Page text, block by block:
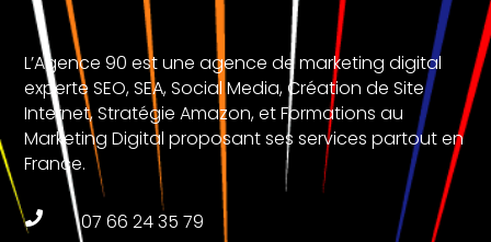
L’Agence 90 est une agence de marketing digital
experte SEO, SEA, Social Media, Création de Site
Internet, Stratégie Amazon, et Formations au
Marketing Digital proposant ses services partout en
France.
 07 66 24 35 79